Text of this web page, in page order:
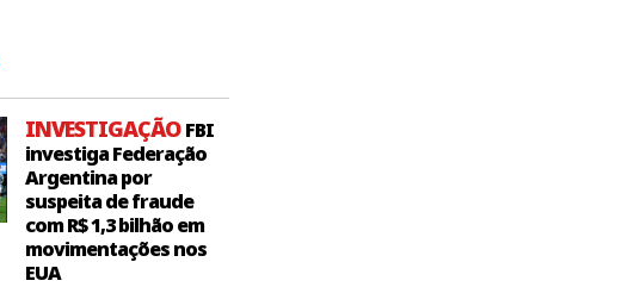
INVESTIGAÇÃOFBI
investiga Federação
Argentina por
suspeita de fraude
com R$ 1,3 bilhão em
movimentações nos
EUA